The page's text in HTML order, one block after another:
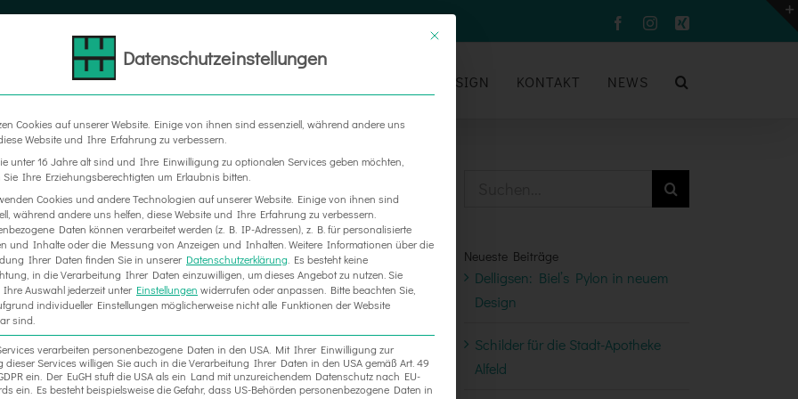
FacebookInstagram
Xing
MESSEBAU DESIGN KONTAKT NEWS
Neueste Beiträge
Delligsen: Biel’s Pylon in neuem
Design
Schilder für die Stadt-Apotheke
Alfeld
Datenschutzeinstellungen
Cookies auf unserer Website. Einige von ihnen sind essenziell, während andere uns
Website und Ihre Erfahrung zu verbessern.
unter 16 Jahre alt sind und Ihre Einwilligung zu optionalen Services geben möchten,
Sie Ihre Erziehungsberechtigten um Erlaubnis bitten.
Cookies und andere Technologien auf unserer Website. Einige von ihnen sind
während andere uns helfen, diese Website und Ihre Erfahrung zu verbessern.
Daten können verarbeitet werden (z. B. IP-Adressen), z. B. für personalisierte
und Inhalte oder die Messung von Anzeigen und Inhalten. Weitere Informationen über die
Ihrer Daten finden Sie in unserer Datenschutzerklärung Es besteht keine
in die Verarbeitung Ihrer Daten einzuwilligen, um dieses Angebot zu nutzen. Sie
Auswahl jederzeit unter Einstellungen widerrufen oder anpassen. Bitte beachten Sie,
individueller Einstellungen möglicherweise nicht alle Funktionen der Website
sind.
verarbeiten personenbezogene Daten in den USA. Mit Ihrer Einwilligung zur
dieser Services willigen Sie auch in die Verarbeitung Ihrer Daten in den USA gemäß Art. 49
ein. Der EuGH stuft die USA als ein Land mit unzureichendem Datenschutz nach EU-
ein. Es besteht beispielsweise die Gefahr, dass US-Behörden personenbezogene Daten in